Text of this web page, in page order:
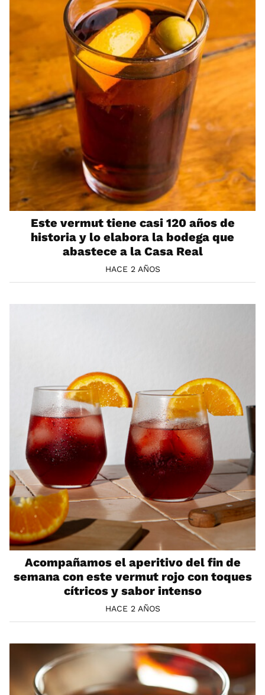
Este vermut tiene casi 120 años de
historia y lo elabora la bodega que
abastece a la Casa Real
HACE 2 AÑOS
Acompañamos el aperitivo del fin de
semana con este vermut rojo con toques
cítricos y sabor intenso
HACE 2 AÑOS